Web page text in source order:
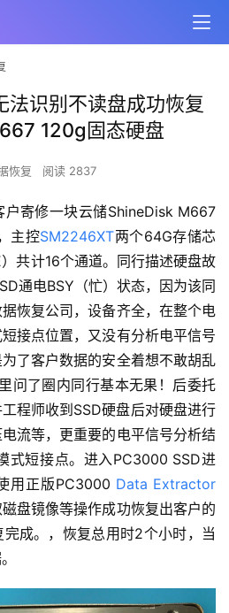
识别不读盘成功恢复
120g固态硬盘
恢复 阅读 2837
户寄修一块云储ShineDisk M667
主控SM2246XT两个64G存储芯
共计16个通道。同行描述硬盘故
通电BSY（忙）状态，因为该同
恢复公司，设备齐全，在整个电
接点位置，又没有分析电平信号
了客户数据的安全着想不敢胡乱
问了圈内同行基本无果！后委托
程师收到SSD硬盘后对硬盘进行
流等，更重要的电平信号分析结
式短接点。进入PC3000 SSD进
用正版PC3000 Data Extractor
盘镜像等操作成功恢复出客户的
成。，恢复总用时2个小时，当